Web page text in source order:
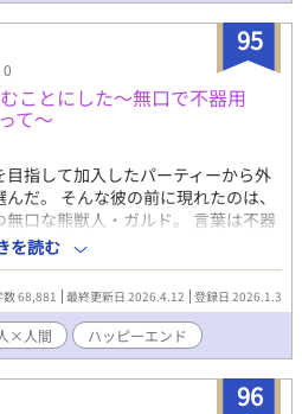
フレイは胸が苦しくなる。この感
も探っていく。 少々ストーカー気
純新無垢な猫ちゃんのお話の予定
ド予定です。ですが開始から少し重
吐、少スカ表現などあります。
すか回れ右推奨です。 R18の話で
ど乱れているかと思いますが読ん
開まだまだ先です！
95
ことにした～無口で不器用
て～
指して加入したパーティーから外
だ。 そんな彼の前に現れたのは、
口な熊獣人・ガルド。 言葉は不器
でまっすぐなその背中は、孤独に
していく。 獣害駆除の依頼を重ね
げていく…。 背中を預けられる相手
特別な想いに変わっていくこと
は保険です。 短編と長編の境目が
程度になりそうです。 ♡や感想、応
いです。
を読む
数 68,881 最終更新日 2026.4.12 登録日 2026.1.3
×人間 ハッピーエンド
96